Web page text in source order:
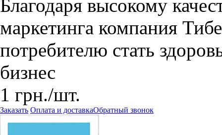
Благодаря высокому
маркетинга компания
потребителю стать
бизнес
1 грн./шт.
Заказать Оплата и доставкаОбратный звонок